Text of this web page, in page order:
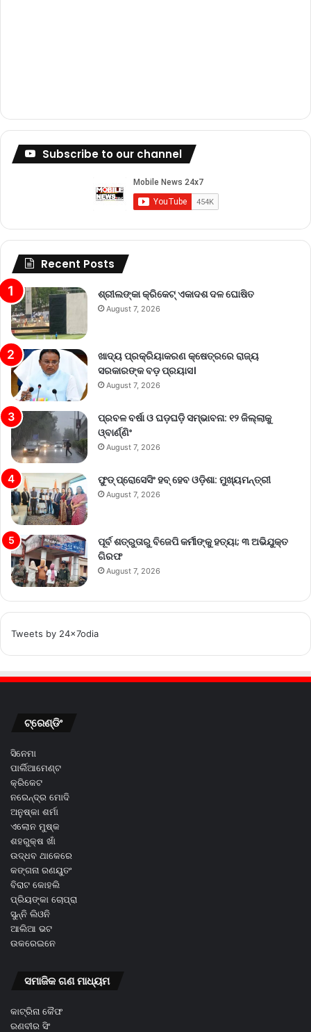
Subscribe to our channel
Recent Posts
ଶ୍ରୀଲଙ୍କା କ୍ରିକେଟ୍‌ ଏକାଦଶ ଦଳ ଘୋଷିତ
August 7, 2026
ଖାଦ୍ୟ ପ୍ରକ୍ରିୟାକରଣ କ୍ଷେତ୍ରରେ ରାଜ୍ୟ
ସରକାରଙ୍କ ବଡ଼ ପ୍ରୟାସ।
August 7, 2026
ପ୍ରବଳ ବର୍ଷା ଓ ଘଡ଼ଘଡ଼ି ସମ୍ଭାବନା: ୧୨ ଜିଲ୍ଲାକୁ
ଓ୍ବାର୍ଣ୍ଣିଂ
August 7, 2026
ଫୁଡ୍ ପ୍ରୋସେସିଂ ହବ୍ ହେବ ଓଡ଼ିଶା: ମୁଖ୍ୟମନ୍ତ୍ରୀ
August 7, 2026
ପୂର୍ବ ଶତ୍ରୁତାରୁ ବିଜେପି କର୍ମୀଙ୍କୁ ହତ୍ୟା; ୩ ଅଭିଯୁକ୍ତ
ଗିରଫ
August 7, 2026
Tweets by 24x7odia
ଟ୍ରେଣ୍ଡିଂ
ସିନେମା
ପାର୍ଲିଆମେଣ୍ଟ
କ୍ରିକେଟ
ନରେନ୍ଦ୍ର ମୋଦି
ଅନୁଷ୍କା ଶର୍ମା
ଏଲୋନ ମୁଷ୍କ
ଶହରୁକ୍ଷ ଖାଁ
ଉଦ୍ଧବ ଥାକେରେ
କଙ୍ଗନା ରଣୟୁତଂ
ବିରାଟ କୋହଲି
ପ୍ରିୟଙ୍କା ଚୋପ୍ରା
ସୁନ୍ନି ଲିଓନି
ଆଲିଆ ଭଟ
ଉକରେଇନେ
ସମାଜିକ ଗଣ ମାଧ୍ୟମ
କାଟ୍ରିନା କୈଫ
ରଣବୀର ସିଂ